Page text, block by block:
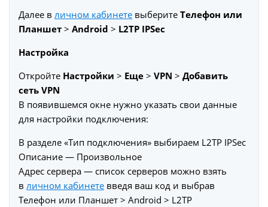
Далее в личном кабинете выберите Телефон или
Планшет > Android > L2TP IPSec
Настройка
Откройте Настройки > Еще > VPN > Добавить
сеть VPN
В появившемся окне нужно указать свои данные
для настройки подключения:
В разделе «Тип подключения» выбираем L2TP IPSec
Описание — Произвольное
Адрес сервера — список серверов можно взять
в личном кабинете введя ваш код и выбрав
Телефон или Планшет > Android > L2TP